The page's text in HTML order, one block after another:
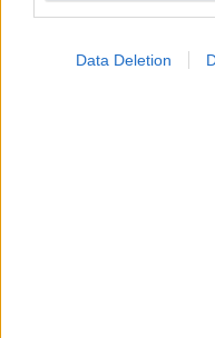
Data Deletion
2026. május 13. 13:14